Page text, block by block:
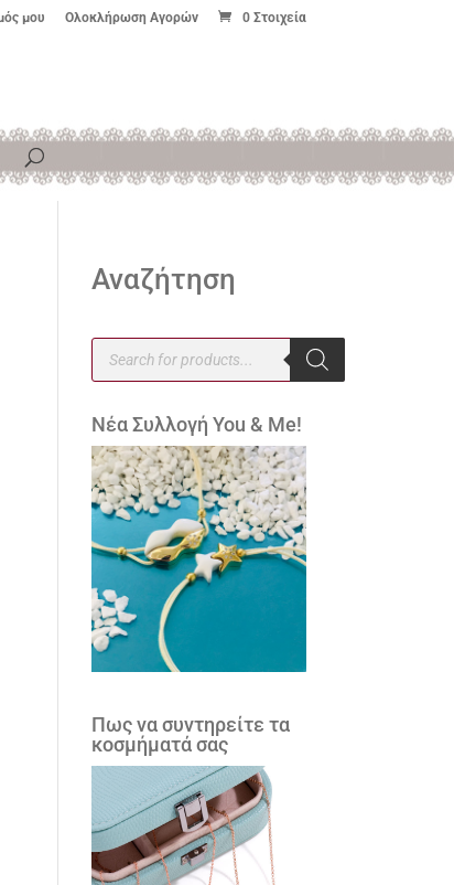
μου Ολοκλήρωση Αγορών 0 Στοιχεία
Αναζήτηση
Products
search
Νέα Συλλογή You & Me!
Πως να συντηρείτε τα
κοσμήματά σας